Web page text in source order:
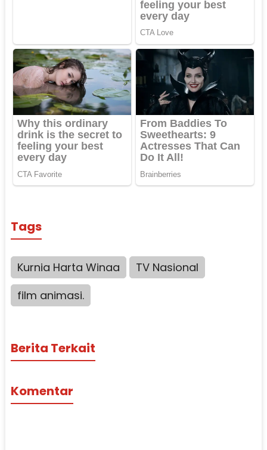
Tags
Kurnia Harta Winaa
TV Nasional
film animasi.
Berita Terkait
Komentar